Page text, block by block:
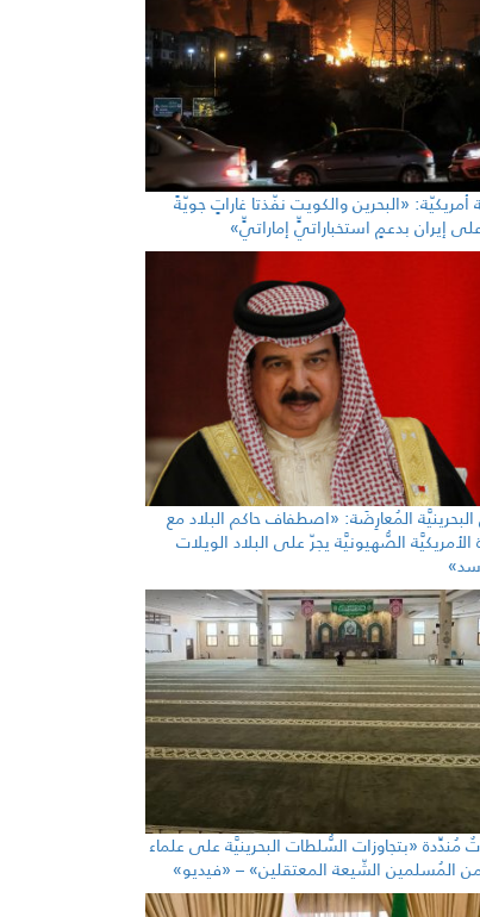
«البحرين والكويت نفّذتا غاراتٍ جويّةً
إيران بدعمٍ استخباراتيٍّ إماراتيٍّ»
البحرينيَّة المُعارِضَة: «اصطفاف حاكم البلاد مع
الأمريكيَّة الصُّهيونيَّة يجرّ على البلاد الويلات
مُندِّدة «بتجاوزات السُّلطات البحرينيَّة على علماء
المُسلمين الشّيعة المعتقلين» – «فيديو»